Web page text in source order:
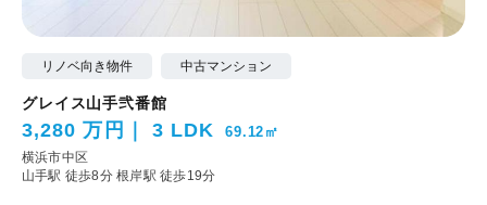
リノベ向き物件 中古マンション
グレイス山手弐番館
3,280 万円 3 LDK 69.12㎡
横浜市中区
山手駅 徒歩8分根岸駅 徒歩19分